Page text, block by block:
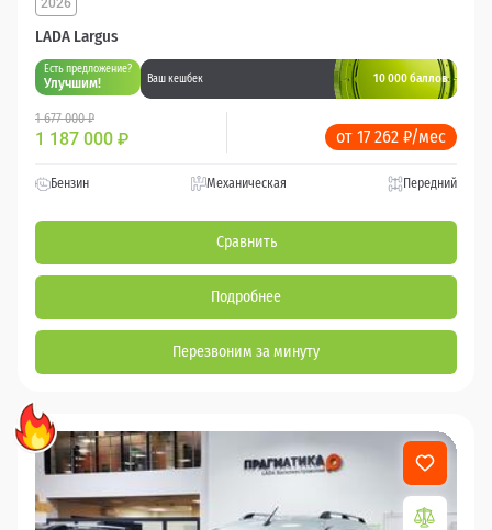
LADA Largus
Есть предложение?
Улучшим! Ваш кешбек 10 000 баллов
1 677 000 ₽
1 187 000 ₽ от 17 262 ₽/мес
Бензин Механическая Передний
Сравнить
Подробнее
Перезвоним за минуту